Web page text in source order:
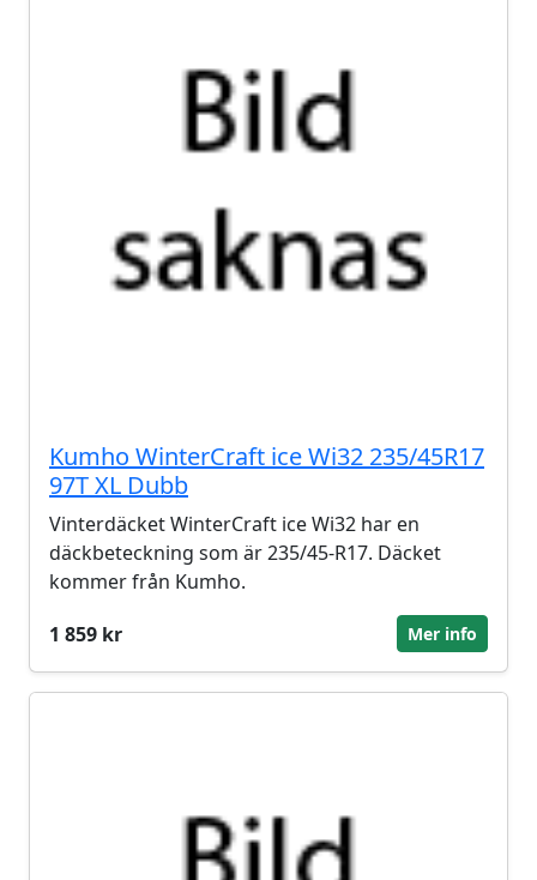
Kumho WinterCraft ice Wi32 235/45R17
97T XL Dubb
Vinterdäcket WinterCraft ice Wi32 har en
däckbeteckning som är 235/45-R17. Däcket
kommer från Kumho.
1 859 kr
Mer info